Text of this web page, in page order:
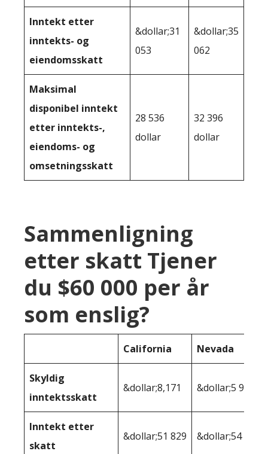
Inntekt etter
inntekts- og
eiendomsskatt
&dollar;31
053
&dollar;35
062
Maksimal
disponibel inntekt
etter inntekts-,
eiendoms- og
omsetningsskatt
28 536
dollar
32 396
dollar
Sammenligning
etter skatt Tjener
du $60 000 per år
som enslig?
California Nevada
Skyldig
inntektsskatt
&dollar;8,171 &dollar;5 968
Inntekt etter
skatt
&dollar;51 829 &dollar;54 032